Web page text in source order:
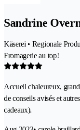
Sandrine
Käserei • Regionale
Fromagerie au top!
Accueil chaleureux,
de conseils avisés et
cadeaux).